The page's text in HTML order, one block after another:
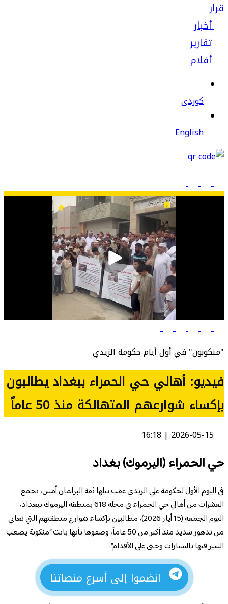
قرار
أخبار
تقارير
أفلام
كوردى
English
"منكوبون" في أول أيام حكومة الزيدي
فيديو: أهالي حي الحمراء ببغداد يطالبون
بإكساء شوارعهم المتهالكة منذ 50 عاماً
2026-05-15 | 16:18
حي الحمراء (اليرموك) بغداد
في اليوم الأول لحكومة علي الزيدي عقب نيلها ثقة البرلمان أمس، تجمع
العشرات من أهالي حي الحمراء في محلة 618 بمنطقة اليرموك ببغداد،
اليوم الجمعة (15 أيار 2026)، مطالبين بإكساء شوارع منطقتهم التي تعاني
من تدهور شديد منذ أكثر من 50 عاماً، وصفوها بأنها باتت “منكوبة يصعب
السير فيها بالسيارات وحتى على الأقدام”.
انضموا إلى أسرع منصاتنا